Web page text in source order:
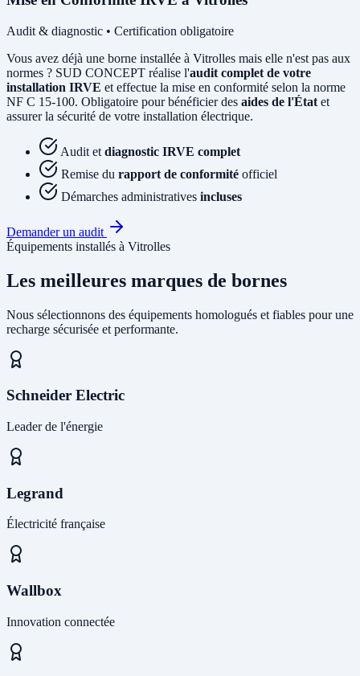
Audit & diagnostic • Certification obligatoire
Vous avez déjà une borne installée à Vitrolles mais elle n'est pas aux
normes ? SUD CONCEPT réalise l'audit complet de votre
installation IRVE et effectue la mise en conformité selon la norme
NF C 15-100. Obligatoire pour bénéficier des aides de l'État et
assurer la sécurité de votre installation électrique.
Audit et diagnostic IRVE complet
Remise du rapport de conformité officiel
Démarches administratives incluses
Demander un audit
Équipements installés à Vitrolles
Les meilleures marques de bornes
Nous sélectionnons des équipements homologués et fiables pour une
recharge sécurisée et performante.
Schneider Electric
Leader de l'énergie
Legrand
Électricité française
Wallbox
Innovation connectée